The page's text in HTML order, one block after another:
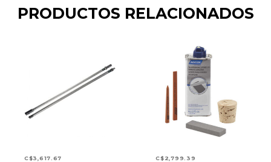
PRODUCTOS RELACIONADOS
C$3,617.67 C$2,799.39